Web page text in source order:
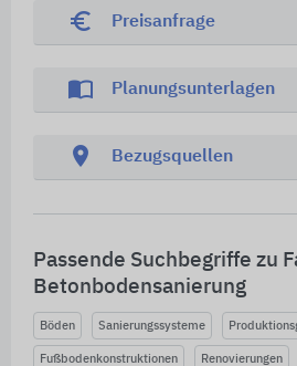
euro_symbol Preisanfrage
import_contacts Planungsunterlagen
location_on Bezugsquellen
Passende Suchbegriffe zu
Betonbodensanierung
Böden Sanierungssysteme
Fußbodenkonstruktionen Renovierungen